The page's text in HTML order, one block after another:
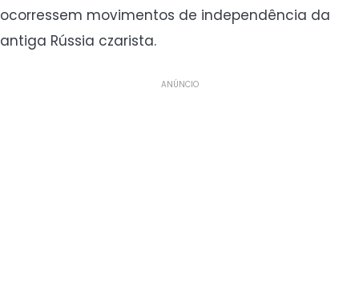
ocorressem movimentos de independência da
antiga Rússia czarista.
ANÚNCIO